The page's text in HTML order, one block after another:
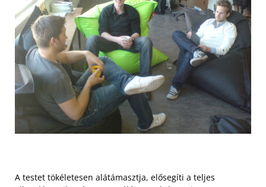
A testet tökéletesen alátámasztja, elősegíti a teljes